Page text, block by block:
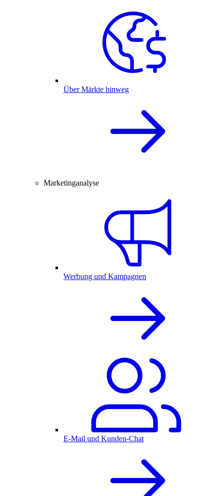
Über Märkte hinweg
Marketinganalyse
Werbung und Kampagnen
E-Mail und Kunden-Chat